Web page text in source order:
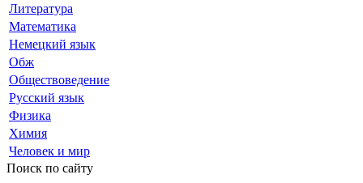
Литература
Математика
Немецкий язык
Обж
Обществоведение
Русский язык
Физика
Химия
Человек и мир
Поиск по сайту